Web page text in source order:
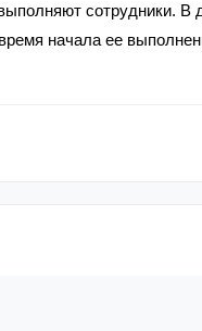
сотрудники. В
начала ее